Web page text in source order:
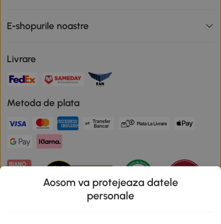
E-shopurile noastre
Livrare
Metoda de plata
Aosom va protejeaza datele
personale